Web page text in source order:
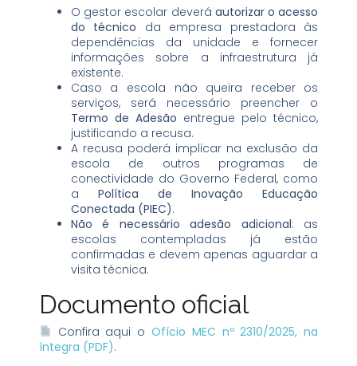
O gestor escolar deverá autorizar o acesso
do técnico da empresa prestadora às
dependências da unidade e fornecer
informações sobre a infraestrutura já
existente.
Caso a escola não queira receber os
serviços, será necessário preencher o
Termo de Adesão entregue pelo técnico,
justificando a recusa.
A recusa poderá implicar na exclusão da
escola de outros programas de
conectividade do Governo Federal, como
a Política de Inovação Educação
Conectada (PIEC).
Não é necessário adesão adicional: as
escolas contempladas já estão
confirmadas e devem apenas aguardar a
visita técnica.
Documento oficial
Confira aqui o Ofício MEC nº 2310/2025, na
íntegra (PDF).